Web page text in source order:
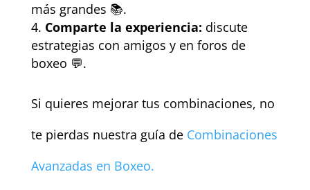
más grandes 📚.
Comparte la experiencia: discute
estrategias con amigos y en foros de
boxeo 💬.
Si quieres mejorar tus combinaciones, no
te pierdas nuestra guía de Combinaciones
Avanzadas en Boxeo.